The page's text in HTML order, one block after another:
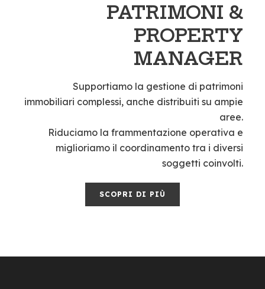
PATRIMONI &
PROPERTY
MANAGER
Supportiamo la gestione di patrimoni
immobiliari complessi, anche distribuiti su ampie
aree.
Riduciamo la frammentazione operativa e
miglioriamo il coordinamento tra i diversi
soggetti coinvolti.
SCOPRI DI PIÙ